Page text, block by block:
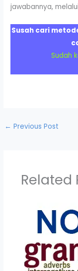
jawabannya,
Susah cari
Sudah
← Previous Post
Related